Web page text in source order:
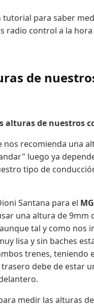
tutorial para saber
radio control a la
de
alturas de nuestros
nos recomienda una
luego ya
tipo de
Santana para el
una altura de 9mm
tal y como nos
lisa y sin baches
trenes, teniendo
debe de estar
medir las alturas